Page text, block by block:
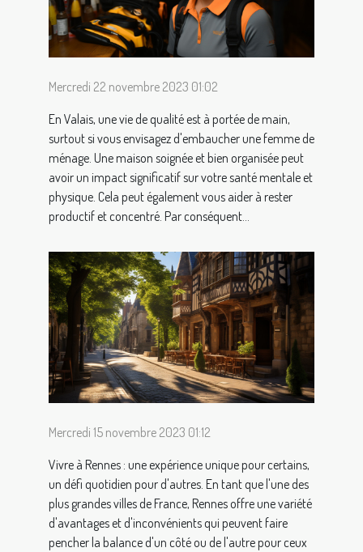
Mercredi 22 novembre 2023 01:02
En Valais, une vie de qualité est à portée de main,
surtout si vous envisagez d'embaucher une femme de
ménage. Une maison soignée et bien organisée peut
avoir un impact significatif sur votre santé mentale et
physique. Cela peut également vous aider à rester
productif et concentré. Par conséquent...
Mercredi 15 novembre 2023 01:12
Vivre à Rennes : une expérience unique pour certains,
un défi quotidien pour d'autres. En tant que l'une des
plus grandes villes de France, Rennes offre une variété
d'avantages et d'inconvénients qui peuvent faire
pencher la balance d'un côté ou de l'autre pour ceux